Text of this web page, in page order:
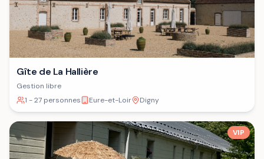
Gîte de La Hallière
Gestion libre
1 - 27 personnes
Eure-et-Loir Digny
VIP